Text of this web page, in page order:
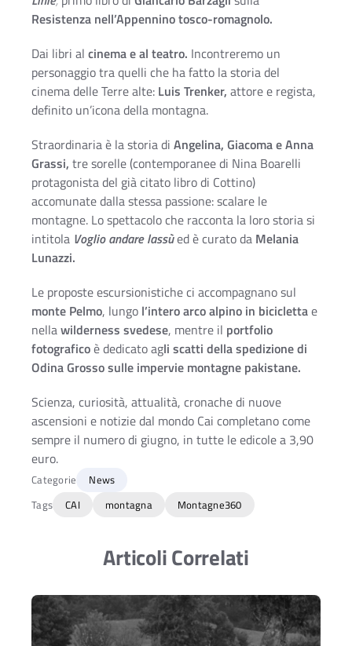
Resistenza nell’Appennino tosco-romagnolo.
Dai libri al cinema e al teatro. Incontreremo un
personaggio tra quelli che ha fatto la storia del
cinema delle Terre alte: Luis Trenker, attore e regista,
definito un’icona della montagna.
Straordinaria è la storia di Angelina, Giacoma e Anna
Grassi, tre sorelle (contemporanee di Nina Boarelli
protagonista del già citato libro di Cottino)
accomunate dalla stessa passione: scalare le
montagne. Lo spettacolo che racconta la loro storia si
intitola Voglio andare lassùed è curato da Melania
Lunazzi.
Le proposte escursionistiche ci accompagnano sul
monte Pelmo, lungo l’intero arco alpino in biciclettae
nellawilderness svedese, mentre il portfolio
fotograficoè dedicato agli scatti della spedizione di
Odina Grosso sulle impervie montagne pakistane.
Scienza, curiosità, attualità, cronache di nuove
ascensioni e notizie dal mondo Cai completano come
sempre il numero di giugno, in tutte le edicole a 3,90
euro.
Categorie
News
Tags
CAI montagna Montagne360
Articoli Correlati